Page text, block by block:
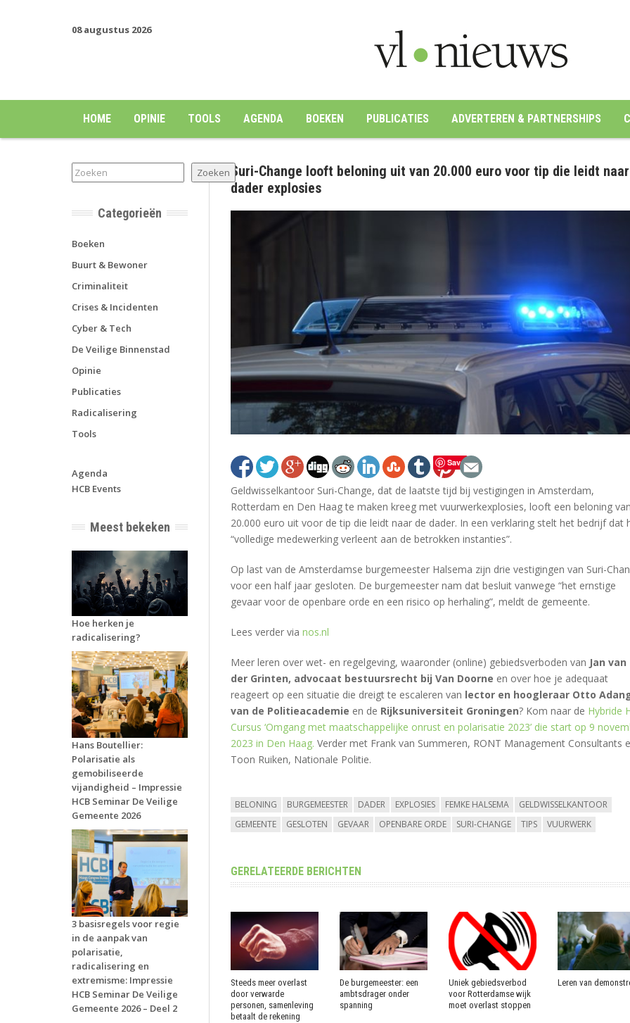
08 augustus 2026
HOME OPINIE TOOLS AGENDA BOEKEN PUBLICATIES ADVERTEREN & PARTNERSHIPS
Suri-Change looft beloning uit van 20.000 euro voor tip die leidt naar
dader explosies
Save
Geldwisselkantoor Suri-Change, dat de laatste tijd bij vestigingen in Amsterdam,
Rotterdam en Den Haag te maken kreeg met vuurwerkexplosies, looft een beloning
20.000 euro uit voor de tip die leidt naar de dader. In een verklaring stelt het bedrijf dat
“volledige medewerking verleent aan de betrokken instanties”.
Op last van de Amsterdamse burgemeester Halsema zijn drie vestigingen van Suri-
voor een half jaar gesloten. De burgemeester nam dat besluit vanwege “het ernstige
gevaar voor de openbare orde en een risico op herhaling”, meldt de gemeente.
Lees verder via nos.nl
Meer leren over wet- en regelgeving, waaronder (online) gebiedsverboden van Jan van
der Grinten, advocaat bestuursrecht bij Van Doorne en over hoe je adequaat
reageert op een situatie die dreigt te escaleren van lector en hoogleraar Otto
van de Politieacademie en de Rijksuniversiteit Groningen? Kom naar de Hybride
Cursus ‘Omgang met maatschappelijke onrust en polarisatie 2023’ die start op 9
2023 in Den Haag. Verder met Frank van Summeren, RONT Management Consultants
Toon Ruiken, Nationale Politie.
BELONING BURGEMEESTER DADER EXPLOSIES FEMKE HALSEMA
GELDWISSELKANTOOR
GEMEENTE
GESLOTEN GEVAAR OPENBARE ORDE SURI-CHANGE TIPS VUURWERK
GERELATEERDE BERICHTEN
Steeds meer overlast
door verwarde
personen, samenleving
betaalt de rekening
De burgemeester: een
ambtsdrager onder
spanning
Uniek gebiedsverbod
voor Rotterdamse wijk
moet overlast stoppen
Leren van
Zoeken Zoeken
Categorieën
Boeken
Buurt & Bewoner
Criminaliteit
Crises & Incidenten
Cyber & Tech
De Veilige Binnenstad
Opinie
Publicaties
Radicalisering
Tools
Agenda
HCB Events
Meest bekeken
Hoe herken je
radicalisering?
Hans Boutellier:
Polarisatie als
gemobiliseerde
vijandigheid – Impressie
HCB Seminar De Veilige
Gemeente 2026
3 basisregels voor regie
in de aanpak van
polarisatie,
radicalisering en
extremisme: Impressie
HCB Seminar De Veilige
Gemeente 2026 – Deel 2